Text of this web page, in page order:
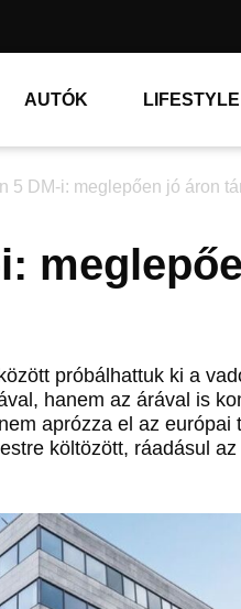
AUTÓK LIFESTYLE
5 DM-i: meglepően jó áron
próbálhattuk ki a
hanem az árával is
aprózza el az európai
költözött, ráadásul